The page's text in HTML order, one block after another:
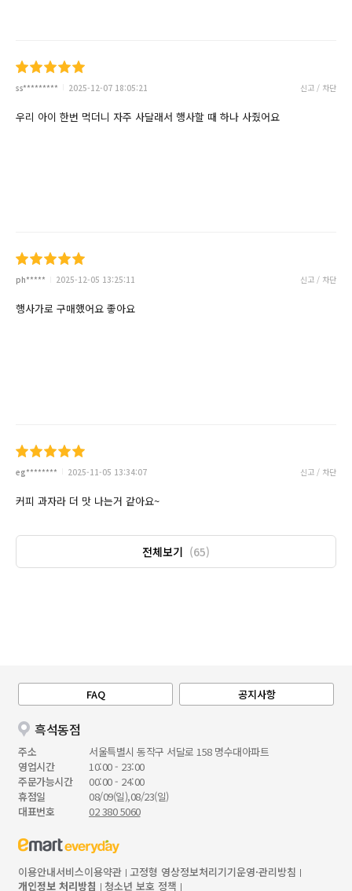
ss********* 2025-12-07 18:05:21 신고 / 차단
우리 아이 한번 먹더니 자주 사달래서 행사할 때 하나 사줬어요
ph***** 2025-12-05 13:25:11 신고 / 차단
행사가로 구매했어요 좋아요
eg******** 2025-11-05 13:34:07 신고 / 차단
커피 과자라 더 맛 나는거 같아요~
전체보기 (65)
FAQ 공지사항
흑석동점
주소
서울특별시 동작구 서달로 158 명수대아파트
영업시간
10:00 - 23:00
주문가능시간
00:00 - 24:00
휴점일
08/09(일),08/23(일)
대표번호
02 380 5060
이용안내서비스이용약관 고정형 영상정보처리기기운영·관리방침
개인정보 처리방침
청소년 보호 정책